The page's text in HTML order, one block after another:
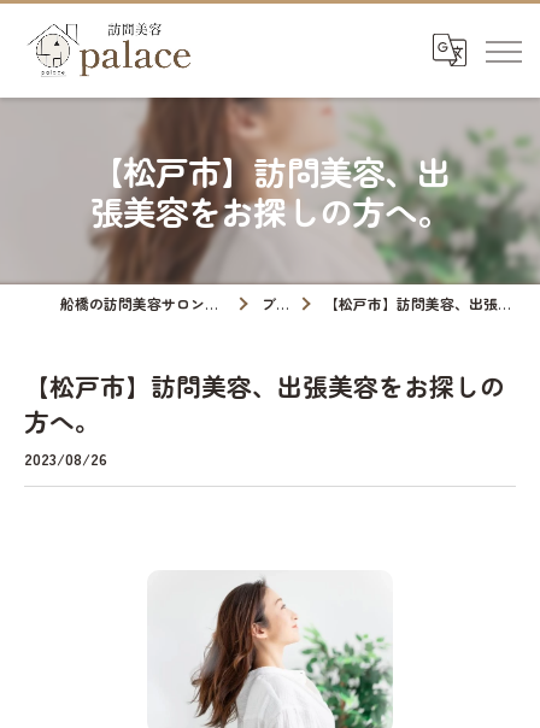
【松戸市】訪問美容、出
張美容をお探しの方へ。
船橋の訪問美容サロンなら訪問美容palace ブログ 【松戸市】訪問美容、出張美容をお探しの方へ。
【松戸市】訪問美容、出張美容をお探しの
方へ。
2023/08/26